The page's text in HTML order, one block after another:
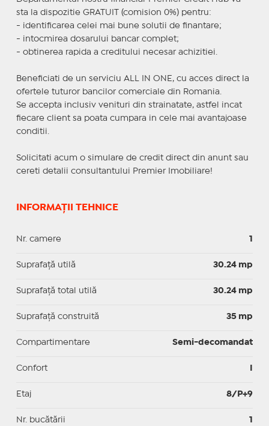
sta la dispozitie GRATUIT (comision 0%) pentru:
- identificarea celei mai bune solutii de finantare;
- intocmirea dosarului bancar complet;
- obtinerea rapida a creditului necesar achizitiei.
Beneficiati de un serviciu ALL IN ONE, cu acces direct la
ofertele tuturor bancilor comerciale din Romania.
Se accepta inclusiv venituri din strainatate, astfel incat
fiecare client sa poata cumpara in cele mai avantajoase
conditii.
Solicitati acum o simulare de credit direct din anunt sau
cereti detalii consultantului Premier Imobiliare!
INFORMAȚII TEHNICE
Nr. camere 1
Suprafaţă utilă 30.24 mp
Suprafaţă total utilă 30.24 mp
Suprafaţă construită 35 mp
Compartimentare Semi-decomandat
Confort
Etaj 8/P+9
Nr. bucătării 1